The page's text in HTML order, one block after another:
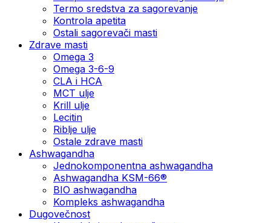
Termo sredstva za sagorevanje
Kontrola apetita
Ostali sagorevači masti
Zdrave masti
Omega 3
Omega 3-6-9
CLA i HCA
MCT ulje
Krill ulje
Lecitin
Riblje ulje
Ostale zdrave masti
Ashwagandha
Jednokomponentna ashwagandha
Ashwagandha KSM-66®
BIO ashwagandha
Kompleks ashwagandha
Dugovečnost